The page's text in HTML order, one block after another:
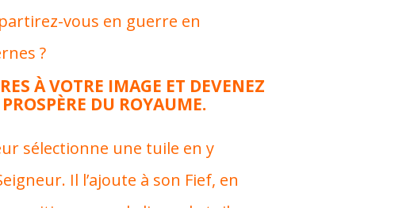
vous en guerre en
?
À VOTRE IMAGE ET DEVENEZ
DU ROYAUME.
sélectionne une tuile en y
Il l’ajoute à son Fief, en